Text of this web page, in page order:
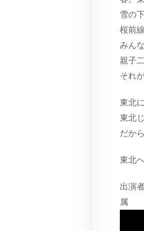
雪の
桜前
みん
親子
それ
東北
東北
だか
東北
出演
属